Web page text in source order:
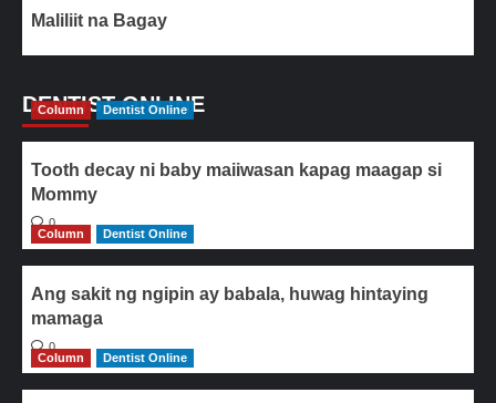
Maliliit na Bagay
DENTIST ONLINE
Column Dentist Online
Tooth decay ni baby maiiwasan kapag maagap si
Mommy
0
Column
Dentist Online
Ang sakit ng ngipin ay babala, huwag hintaying
mamaga
0
Column
Dentist Online